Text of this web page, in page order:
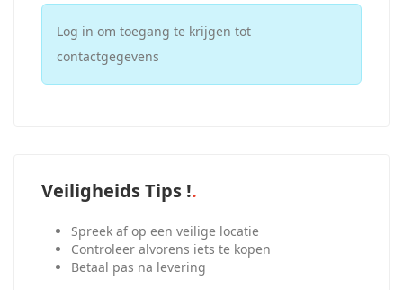
Log in om toegang te krijgen tot
contactgegevens
Veiligheids Tips !
Spreek af op een veilige locatie
Controleer alvorens iets te kopen
Betaal pas na levering